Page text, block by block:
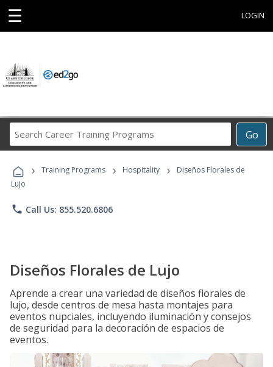
☰ LOGIN
Go
Career
Programs
› Training Programs › Hospitality ›
Diseños Florales de
Lujo
phone Call Us: 855.520.6806
Diseños Florales de Lujo
Aprende a crear una variedad de diseños florales de
lujo, desde centros de mesa hasta montajes para
eventos nupciales, incluyendo iluminación y consejos
de seguridad para la decoración de espacios de
eventos.